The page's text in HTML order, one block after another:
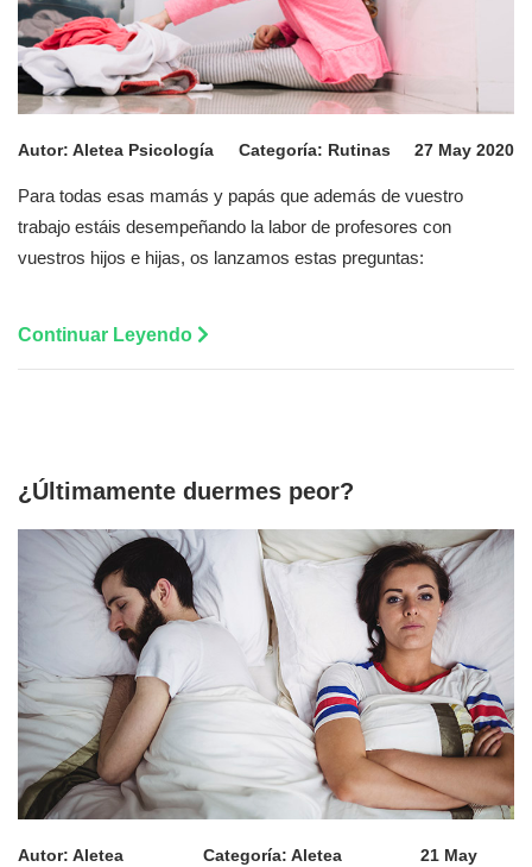
Autor: Aletea Psicología Categoría: Rutinas 27 May 2020
Para todas esas mamás y papás que además de vuestro
trabajo estáis desempeñando la labor de profesores con
vuestros hijos e hijas, os lanzamos estas preguntas:
Continuar Leyendo
¿Últimamente duermes peor?
Autor: Aletea
Categoría:Aletea
21 May